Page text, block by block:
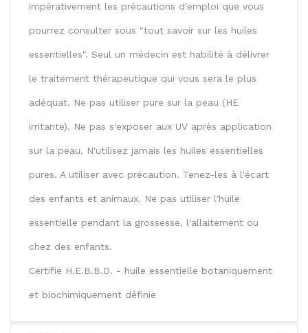
impérativement les précautions d'emploi que vous
pourrez consulter sous "tout savoir sur les huiles
essentielles". Seul un médecin est habilité à délivrer
le traitement thérapeutique qui vous sera le plus
adéquat. Ne pas utiliser pure sur la peau (HE
irritante). Ne pas s'exposer aux UV après application
sur la peau. N'utilisez jamais les huiles essentielles
pures. A utiliser avec précaution. Tenez-les à l'écart
des enfants et animaux. Ne pas utiliser l'huile
essentielle pendant la grossesse, l'allaitement ou
chez des enfants.
Certifie H.E.B.B.D. - huile essentielle botaniquement
et biochimiquement définie